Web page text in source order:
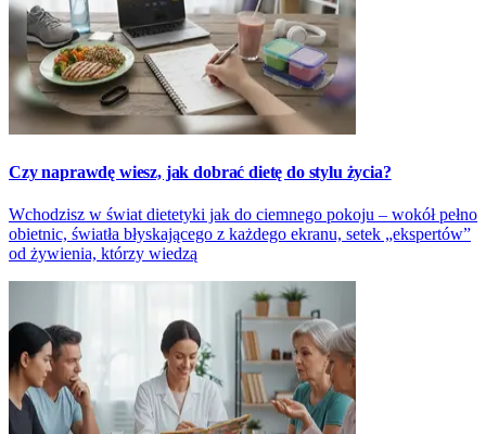
Czy naprawdę wiesz, jak dobrać dietę do stylu życia?
Wchodzisz w świat dietetyki jak do ciemnego pokoju – wokół pełno
obietnic, światła błyskającego z każdego ekranu, setek „ekspertów”
od żywienia, którzy wiedzą